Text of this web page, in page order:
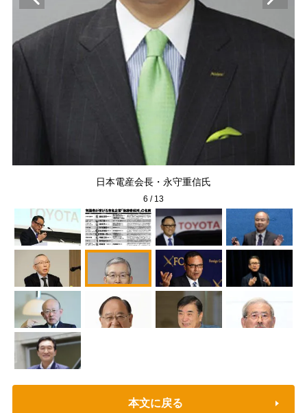
日本電産会長・永守重信氏
6 / 13
本文に戻る